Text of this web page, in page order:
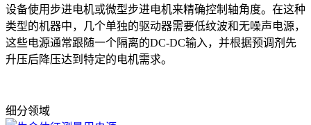
设备使用步进电机或微型步进电机来精确控制轴角度。在这种
类型的机器中，几个单独的驱动器需要低纹波和无噪声电源，
这些电源通常跟随一个隔离的DC-DC输入，并根据预调剂先
升压后降压达到特定的电机需求。
细分领域